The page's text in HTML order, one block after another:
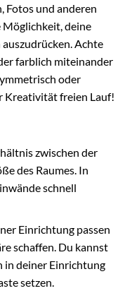
Fotos und anderen
Möglichkeit, deine
Achte
farblich miteinander
oder
Kreativität freien Lauf!
zwischen der
des Raumes. In
schnell
Einrichtung passen
schaffen. Du kannst
in deiner Einrichtung
setzen.